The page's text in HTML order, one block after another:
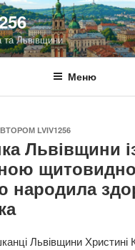
Львівщини
Меню
LVIV1256
Львівщини
народила
Львівщини Христині